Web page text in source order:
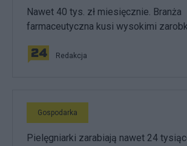
Nawet 40 tys. zł miesięcznie. Branża
farmaceutyczna kusi wysokimi
Redakcja
Gospodarka
Pielęgniarki zarabiają nawet 24